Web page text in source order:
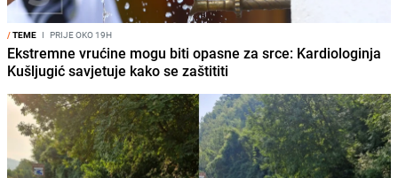
/TEME I PRIJE OKO 19H
Ekstremne vrućine mogu biti opasne za srce: Kardiologinja
Kušljugić savjetuje kako se zaštititi